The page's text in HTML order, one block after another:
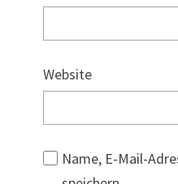
Website
Name, E-Mail-